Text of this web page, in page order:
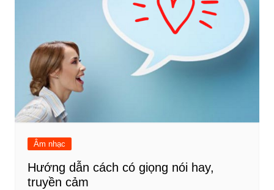
Âm nhạc
Hướng dẫn cách có giọng nói hay,
truyền cảm